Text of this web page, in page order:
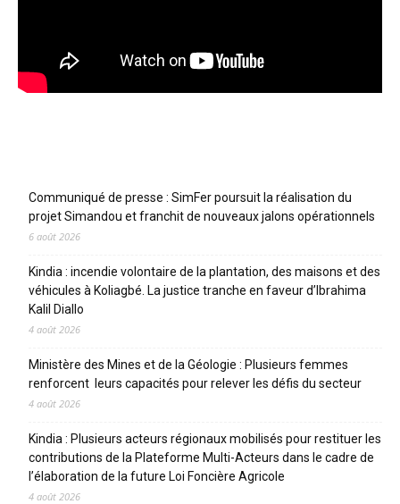
Communiqué de presse : SimFer poursuit la réalisation du
projet Simandou et franchit de nouveaux jalons opérationnels
6 août 2026
Kindia : incendie volontaire de la plantation, des maisons et des
véhicules à Koliagbé. La justice tranche en faveur d’Ibrahima
Kalil Diallo
4 août 2026
Ministère des Mines et de la Géologie : Plusieurs femmes
renforcent leurs capacités pour relever les défis du secteur
4 août 2026
Kindia : Plusieurs acteurs régionaux mobilisés pour restituer les
contributions de la Plateforme Multi-Acteurs dans le cadre de
l’élaboration de la future Loi Foncière Agricole
4 août 2026